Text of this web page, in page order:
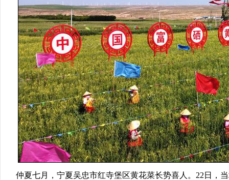
仲夏七月，宁夏吴忠市红寺堡区黄花菜长势喜人。22日，